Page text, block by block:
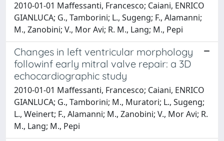
2010-01-01 Maffessanti, Francesco; Caiani, ENRICO
GIANLUCA; G., Tamborini; L., Sugeng; F., Alamanni;
M., Zanobini; V., Mor Avi; R. M., Lang; M., Pepi
Changes in left ventricular morphology
followinf early mitral valve repair: a 3D
echocardiographic study
2010-01-01 Maffessanti, Francesco; Caiani, ENRICO
GIANLUCA; G., Tamborini; M., Muratori; L., Sugeng;
L., Weinert; F., Alamanni; M., Zanobini; V., Mor Avi; R.
M., Lang; M., Pepi